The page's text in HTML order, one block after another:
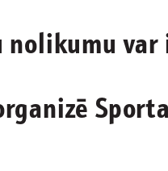
nolikumu